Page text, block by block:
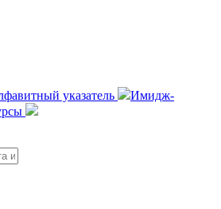
указатель
Имидж-